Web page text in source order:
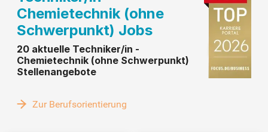
Chemietechnik (ohne
Schwerpunkt) Jobs
20 aktuelle Techniker/in -
Chemietechnik (ohne Schwerpunkt)
Stellenangebote
Zur Berufsorientierung